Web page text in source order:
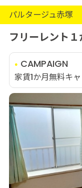
パルタージュ赤塚
フリーレント
CAMPAIGN
家賃1か月無料キ